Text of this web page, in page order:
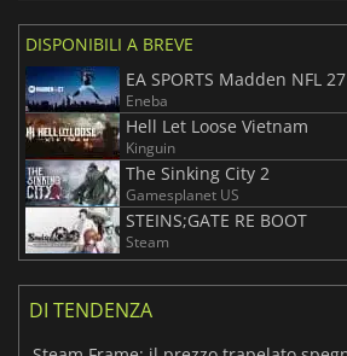
DISPONIBILI A BREVE
EA SPORTS Madden NFL 27
Eneba
Hell Let Loose Vietnam
Kinguin
The Sinking City 2
Gamesplanet US
STEINS;GATE RE BOOT
Steam
DI TENDENZA